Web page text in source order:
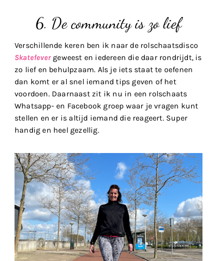
6. De community is zo lief
Verschillende keren ben ik naar de rolschaatsdisco
Skatefever geweest en iedereen die daar rondrijdt, is
zo lief en behulpzaam. Als je iets staat te oefenen
dan komt er al snel iemand tips geven of het
voordoen. Daarnaast zit ik nu in een rolschaats
Whatsapp- en Facebook groep waar je vragen kunt
stellen en er is altijd iemand die reageert. Super
handig en heel gezellig.